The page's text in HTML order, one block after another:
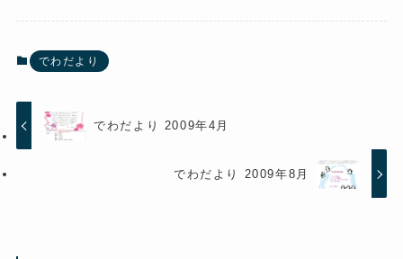
でわだより
でわだより 2009年4月
でわだより 2009年8月